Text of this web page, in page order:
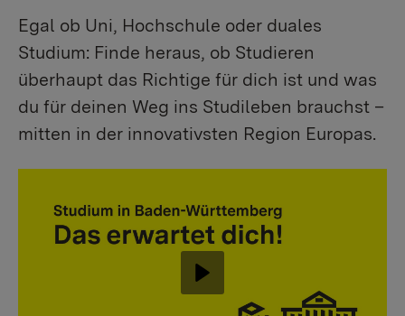
Egal ob Uni, Hochschule oder duales
Studium: Finde heraus, ob Studieren
überhaupt das Richtige für dich ist und was
du für deinen Weg ins Studileben brauchst –
mitten in der innovativsten Region Europas.
Abspielen